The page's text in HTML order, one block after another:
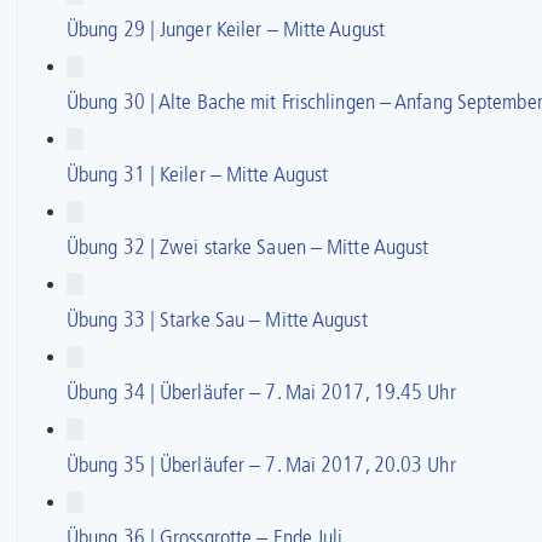
Übung 29 | Junger Keiler – Mitte August
Übung 30 | Alte Bache mit Frischlingen – Anfang September
Übung 31 | Keiler – Mitte August
Übung 32 | Zwei starke Sauen – Mitte August
Übung 33 | Starke Sau – Mitte August
Übung 34 | Überläufer – 7. Mai 2017, 19.45 Uhr
Übung 35 | Überläufer – 7. Mai 2017, 20.03 Uhr